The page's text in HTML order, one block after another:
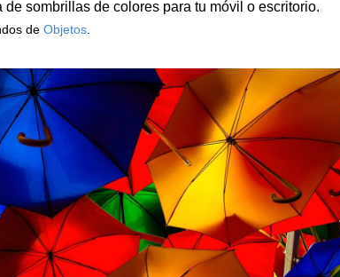
sombrillas de colores para tu móvil o escritorio.
de Objetos